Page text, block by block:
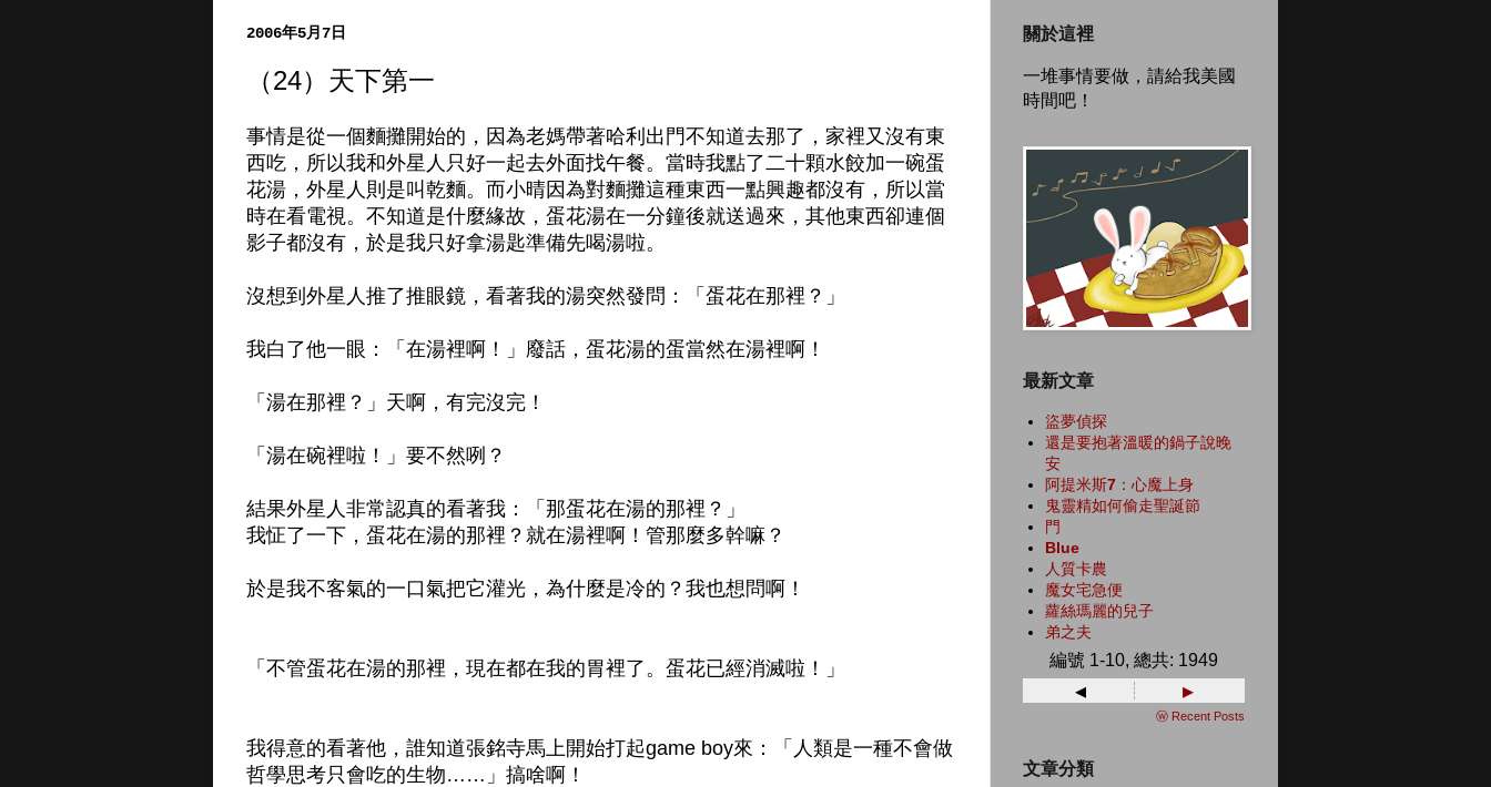
2006年5月7日
（24）天下第一
事情是從一個麵攤開始的，因為老媽帶著哈利出門不知道去那了，家裡又沒有東
西吃，所以我和外星人只好一起去外面找午餐。當時我點了二十顆水餃加一碗蛋
花湯，外星人則是叫乾麵。而小晴因為對麵攤這種東西一點興趣都沒有，所以當
時在看電視。不知道是什麼緣故，蛋花湯在一分鐘後就送過來，其他東西卻連個
影子都沒有，於是我只好拿湯匙準備先喝湯啦。
沒想到外星人推了推眼鏡，看著我的湯突然發問：「蛋花在那裡？」
我白了他一眼：「在湯裡啊！」廢話，蛋花湯的蛋當然在湯裡啊！
「湯在那裡？」天啊，有完沒完！
「湯在碗裡啦！」要不然咧？
結果外星人非常認真的看著我：「那蛋花在湯的那裡？」
我怔了一下，蛋花在湯的那裡？就在湯裡啊！管那麼多幹嘛？
於是我不客氣的一口氣把它灌光，為什麼是冷的？我也想問啊！
「不管蛋花在湯的那裡，現在都在我的胃裡了。蛋花已經消滅啦！」
我得意的看著他，誰知道張銘寺馬上開始打起game boy來：「人類是一種不會做
哲學思考只會吃的生物……」搞啥啊！
關於這裡
一堆事情要做，請給我美國
時間吧！
最新文章
盜夢偵探
還是要抱著溫暖的鍋子說晚
安
阿提米斯7：心魔上身
鬼靈精如何偷走聖誕節
門
Blue
人質卡農
魔女宅急便
蘿絲瑪麗的兒子
弟之夫
編號 1-10, 總共: 1949
◂ ▸
ⓦ Recent Posts
文章分類